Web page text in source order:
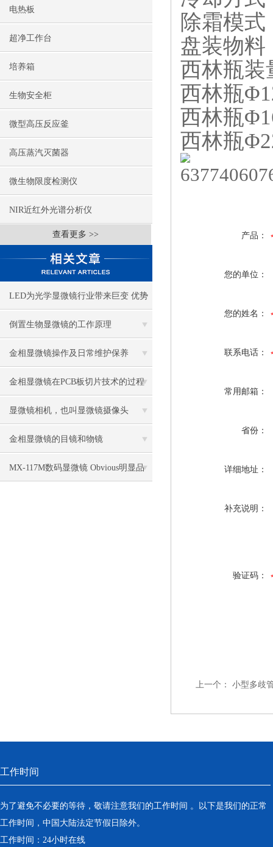
电热板
超净工作台
培养箱
生物安全柜
微型高压反应釜
高压蒸汽灭菌器
微生物限度检测仪
NIR近红外光谱分析仪
查看更多 >>
LED为光学显微镜行业带来巨变 优势
比传统卤素更明显
倒置生物显微镜的工作原理
金相显微镜操作及日常维护保养
金相显微镜在PCB板切片技术的过程
控制中的作用
显微镜相机，也叫显微镜摄像头
金相显微镜的目镜和物镜
MX-117M数码显微镜 Obvious明显品
除霜模
盘装物料
西林瓶装
西林瓶
西林瓶
西林瓶
产品：
您的单位：
您的姓名：
联系电话：
常用邮箱：
省份：
详细地址：
补充说明：
验证码：
上一个： 小型多歧
工作时间
为了避免不必要的等待，敬请注意我们的工作时间 。以下是我们的正常
工作时间，中国大陆法定节假日除外。
工作时间：24小时在线